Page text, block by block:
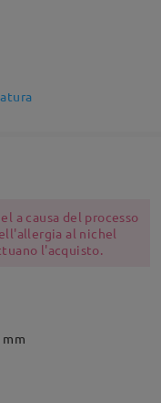
a causa del processo
al nichel
l'acquisto.
mm